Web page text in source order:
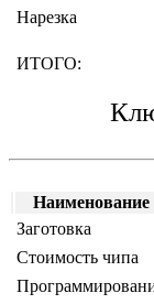
Нарезка
ИТОГО:
Наименование
Заготовка
Стоимость чипа